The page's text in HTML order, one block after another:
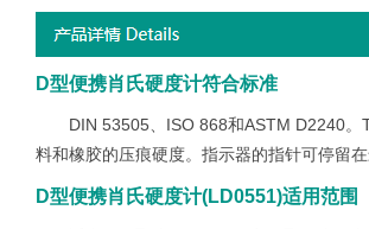
D型便携肖氏硬度计符合标准
DIN 53505、ISO 868和ASTM D2240。
料和橡胶的压痕硬度。指示器的指针可停留
D型便携肖氏硬度计(LD0551)适用范围